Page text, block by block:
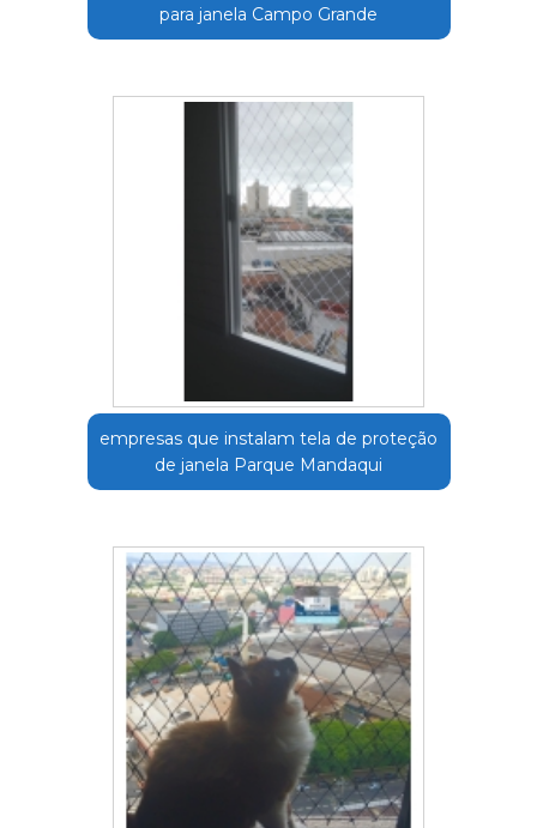
para janela Campo Grande
empresas que instalam tela de proteção
de janela Parque Mandaqui